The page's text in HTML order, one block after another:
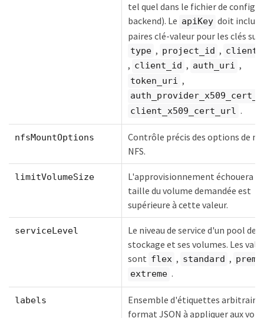
tel quel dans le fichier de
backend). Le apiKey doit inclure
paires clé-valeur pour les clés
type , project_id ,
, client_id , auth_uri ,
token_uri ,
client_x509_cert_url .
nfsMountOptions
Contrôle précis des options de
NFS.
limitVolumeSize
L'approvisionnement échouera si
taille du volume demandée est
supérieure à cette valeur.
serviceLevel
Le niveau de service d'un pool de
stockage et ses volumes. Les
sont flex , standard ,
extreme .
labels
Ensemble d'étiquettes
format JSON à appliquer aux